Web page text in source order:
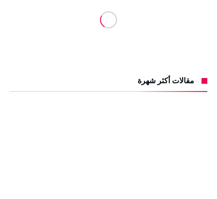
مقالات أكثر شهرة